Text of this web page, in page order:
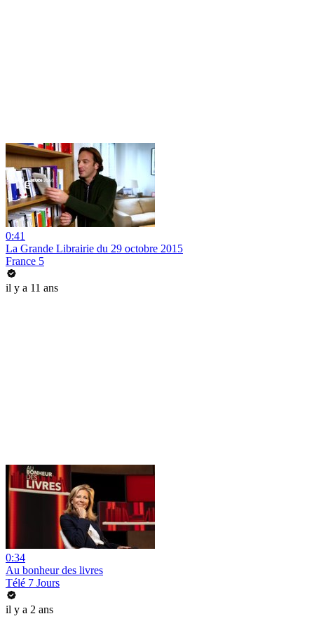
0:41
La Grande Librairie du 29 octobre 2015
France 5
il y a 11 ans
0:34
Au bonheur des livres
Télé 7 Jours
il y a 2 ans